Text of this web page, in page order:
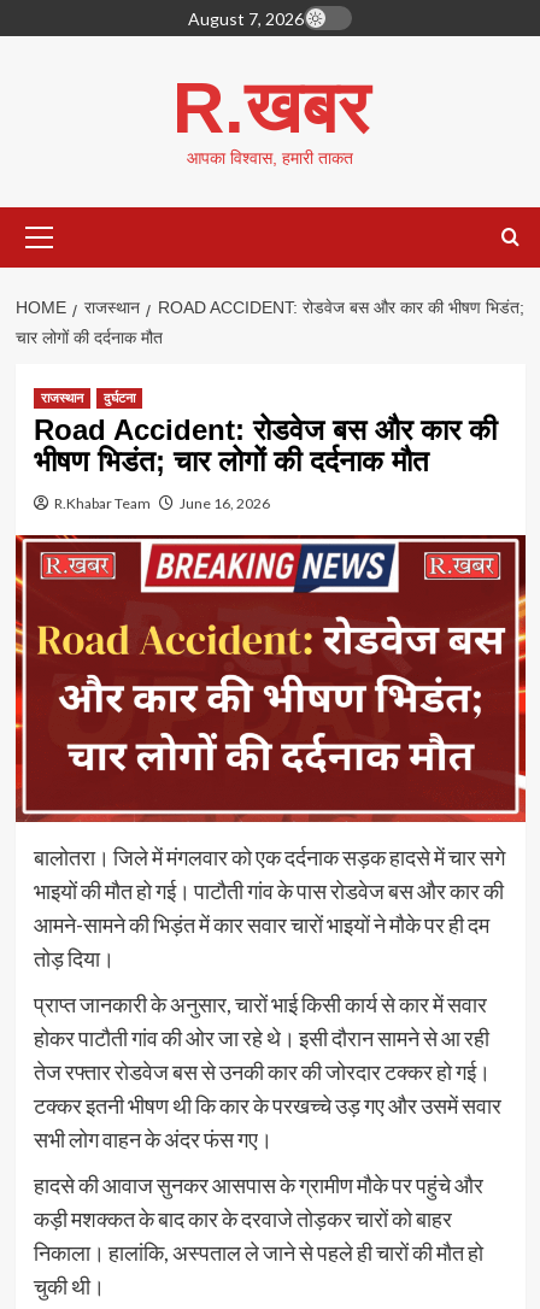
to
August 7, 2026
R.खबर
आपका विश्वास, हमारी ताकत
Menu
HOME राजस्थान
ROAD ACCIDENT: रोडवेज बस और कार की भीषण भिडंत;
चार लोगों की दर्दनाक मौत
राजस्थान दुर्घटना
Road Accident: रोडवेज बस और कार की
भीषण भिडंत; चार लोगों की दर्दनाक मौत
R.Khabar Team June 16, 2026
बालोतरा। जिले में मंगलवार को एक दर्दनाक सड़क हादसे में चार सगे
भाइयों की मौत हो गई। पाटौती गांव के पास रोडवेज बस और कार की
आमने-सामने की भिड़ंत में कार सवार चारों भाइयों ने मौके पर ही दम
तोड़ दिया।
प्राप्त जानकारी के अनुसार, चारों भाई किसी कार्य से कार में सवार
होकर पाटौती गांव की ओर जा रहे थे। इसी दौरान सामने से आ रही
तेज रफ्तार रोडवेज बस से उनकी कार की जोरदार टक्कर हो गई।
टक्कर इतनी भीषण थी कि कार के परखच्चे उड़ गए और उसमें सवार
सभी लोग वाहन के अंदर फंस गए।
हादसे की आवाज सुनकर आसपास के ग्रामीण मौके पर पहुंचे और
कड़ी मशक्कत के बाद कार के दरवाजे तोड़कर चारों को बाहर
निकाला। हालांकि, अस्पताल ले जाने से पहले ही चारों की मौत हो
चुकी थी।